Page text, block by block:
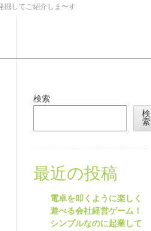
掘してご紹介しま〜す
検索
検
索
最近の投稿
電卓を叩くように楽しく
遊べる会社経営ゲーム！
シンプルなのに起業して